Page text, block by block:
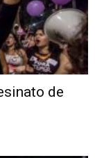
de